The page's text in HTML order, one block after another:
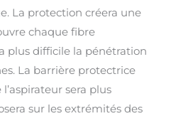
La protection créera une
chaque fibre
plus difficile la pénétration
La barrière protectrice
sera plus
sur les extrémités des